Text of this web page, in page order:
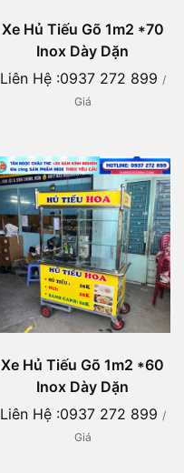
Xe Hủ Tiếu Gõ 1m2 *70
Inox Dày Dặn
Liên Hệ :0937 272 899 /
Giá
Xe Hủ Tiếu Gõ 1m2 *60
Inox Dày Dặn
Liên Hệ :0937 272 899 /
Giá